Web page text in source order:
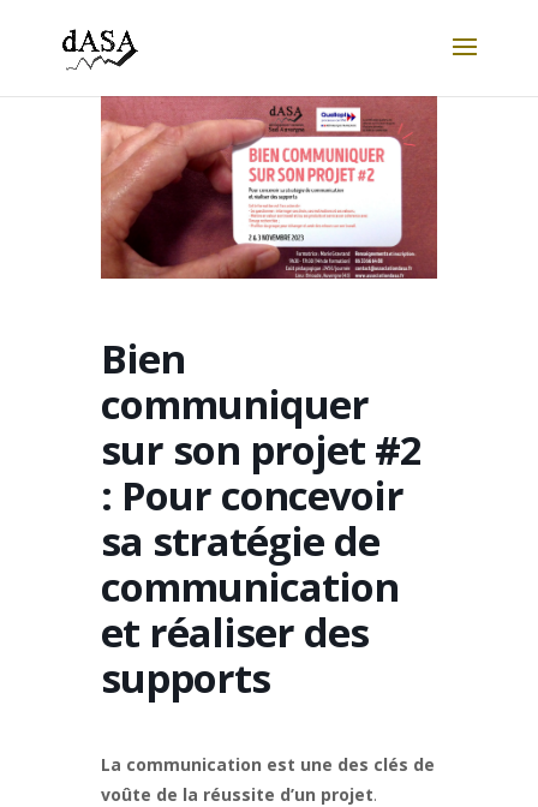
Bien
communiquer
sur son projet #2
: Pour concevoir
sa stratégie de
communication
et réaliser des
supports
La communication est une des clés de
voûte de la réussite d’un projet.